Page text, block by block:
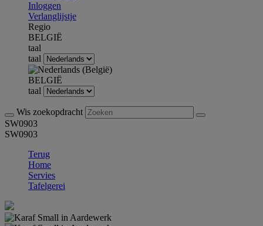
Inloggen
Verlanglijstje
Regio
BELGIË
taal
taal
BELGIË
taal
Wis zoekopdracht
SW0903
SW0903
Terug
Home
Servies
Tafelgerei